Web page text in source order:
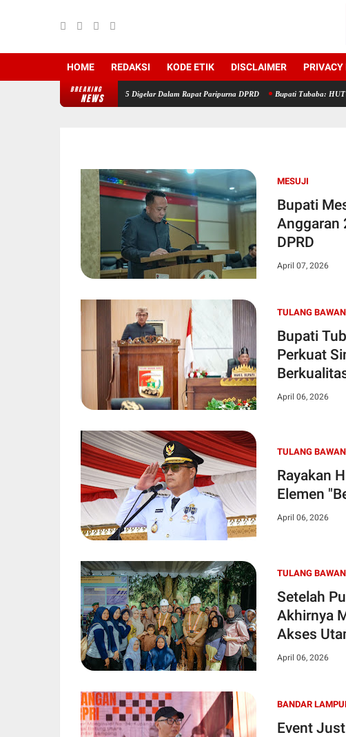
HOME REDAKSI KODE ETIK DISCLAIMER PRIVACY
BREAKING
NEWS
Tahun Anggaran 2025 Digelar Dalam Rapat Paripurna DPRD Bupati Tubaba: HUT ke-17 Jadi
MESUJI
Bupati
Anggaran
DPRD
April 07, 2026
TULANG
Bupati
Perkuat
April 06, 2026
TULANG
Rayakan
Elemen
April 06, 2026
TULANG
Setelah
Akhirnya
Akses
April 06, 2026
BANDAR
Event